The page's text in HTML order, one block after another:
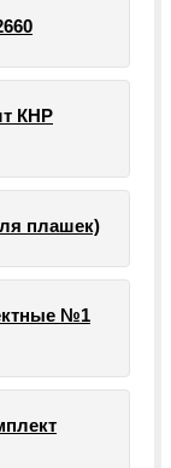
КНР
плашек)
№1